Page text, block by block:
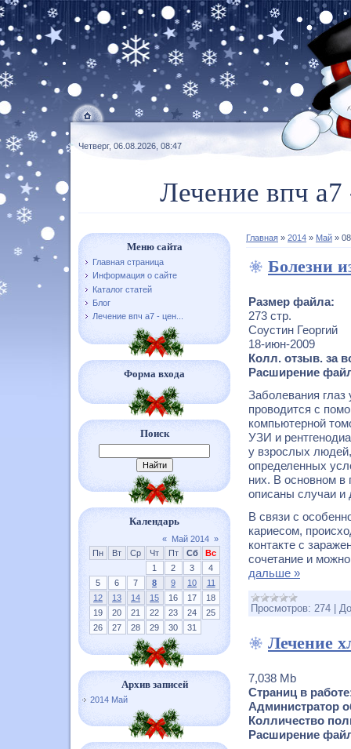
Четверг, 06.08.2026, 08:47
Лечение впч
Меню сайта
Главная страница
Информация о сайте
Каталог статей
Блог
Лечение впч а7 - цен...
Форма входа
Поиск
Календарь
« Май 2014 »
Пн
Вт Ср Чт Пт Сб
Вс
1
2 3
4
5
6 7 8 9 10
11
12
13 14 15 16 17
18
19
20 21 22 23 24
25
26
27 28 29 30 31
Архив записей
2014 Май
Главная » 2014 » Май » 08
Болезни
Размер файла:
273 стр.
Соустин Георгий
18-июн-2009
Колл. отзыв. за
Расширение
Заболевания глаз
проводится с
компьютерной
УЗИ и
у взрослых
определенных
них. В основном в
описаны случаи и
В связи с
кариесом,
контакте с
сочетание и
дальше »
Просмотров: 274
Лечение
7,038 Mb
Страниц в
Администратор
Колличество
Расширение